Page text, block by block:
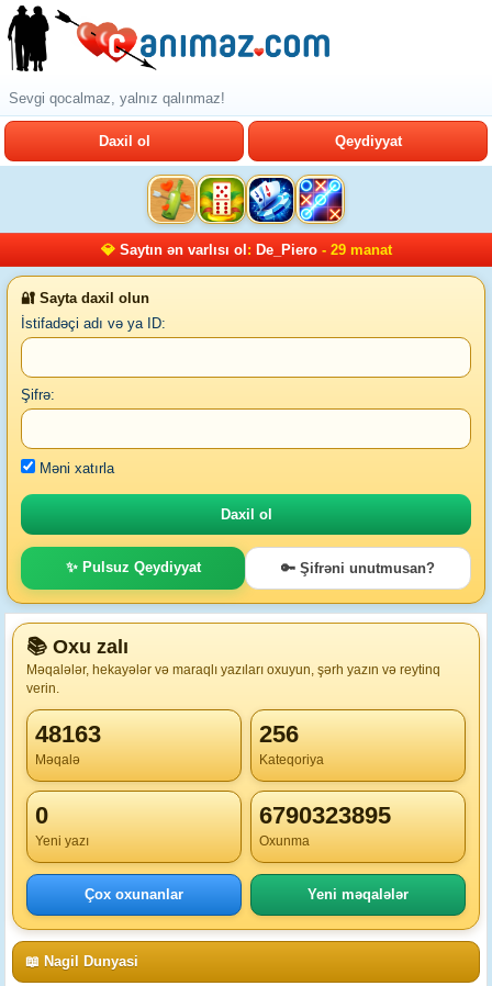
Sevgi qocalmaz, yalnız qalınmaz!
Daxil ol Qeydiyyat
💎 Saytın ən varlısı ol : De_Piero- 29 manat
🔐 Sayta daxil olun
İstifadəçi adı və ya ID:
Şifrə:
Məni xatırla
✨ Pulsuz Qeydiyyat 🔑 Şifrəni unutmusan?
📚 Oxu zalı
Məqalələr, hekayələr və maraqlı yazıları oxuyun, şərh yazın və reytinq
verin.
48163
Məqalə
256
Kateqoriya
0
Yeni yazı
6790323895
Oxunma
Çox oxunanlar Yeni məqalələr
📖 Nagil Dunyasi